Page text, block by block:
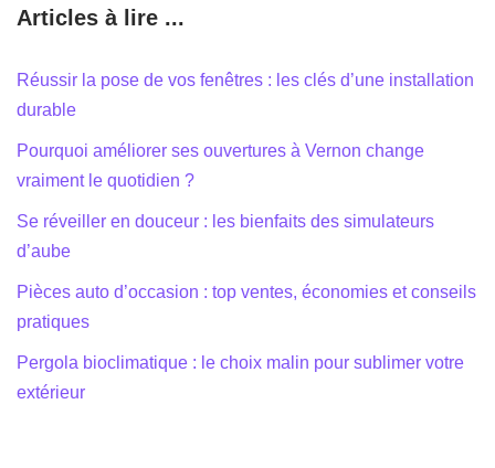
Articles à lire ...
Réussir la pose de vos fenêtres : les clés d’une installation
durable
Pourquoi améliorer ses ouvertures à Vernon change
vraiment le quotidien ?
Se réveiller en douceur : les bienfaits des simulateurs
d’aube
Pièces auto d’occasion : top ventes, économies et conseils
pratiques
Pergola bioclimatique : le choix malin pour sublimer votre
extérieur